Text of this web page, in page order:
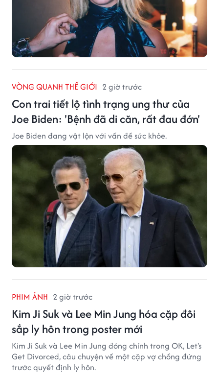
VÒNG QUANH THẾ GIỚI 2 giờ trước
Con trai tiết lộ tình trạng ung thư của
Joe Biden: 'Bệnh đã di căn, rất đau đớn'
Joe Biden đang vật lộn với vấn đề sức khỏe.
PHIM ẢNH 2 giờ trước
Kim Ji Suk và Lee Min Jung hóa cặp đôi
sắp ly hôn trong poster mới
Kim Ji Suk và Lee Min Jung đóng chính trong OK, Let's
Get Divorced, câu chuyện về một cặp vợ chồng đứng
trước quyết định ly hôn.